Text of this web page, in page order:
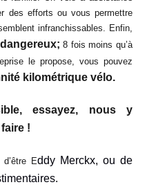
des efforts ou vous permettre
infranchissables. Enfin,
8 fois moins qu’à
le propose, vous pouvez
kilométrique vélo.
essayez, nous y
!
Eddy Merckx, ou de